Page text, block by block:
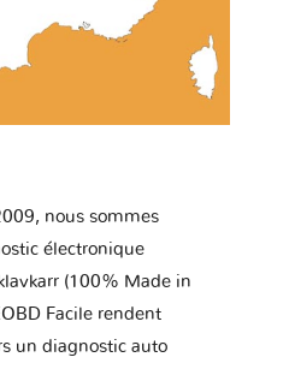
nous sommes
électronique
(100% Made in
Facile rendent
un diagnostic auto